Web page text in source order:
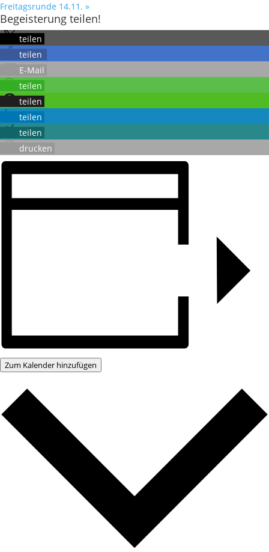
Freitagsrunde 14.11. »
Begeisterung teilen!
teilen
teilen
E-Mail
teilen
teilen
teilen
teilen
drucken
Zum Kalender hinzufügen